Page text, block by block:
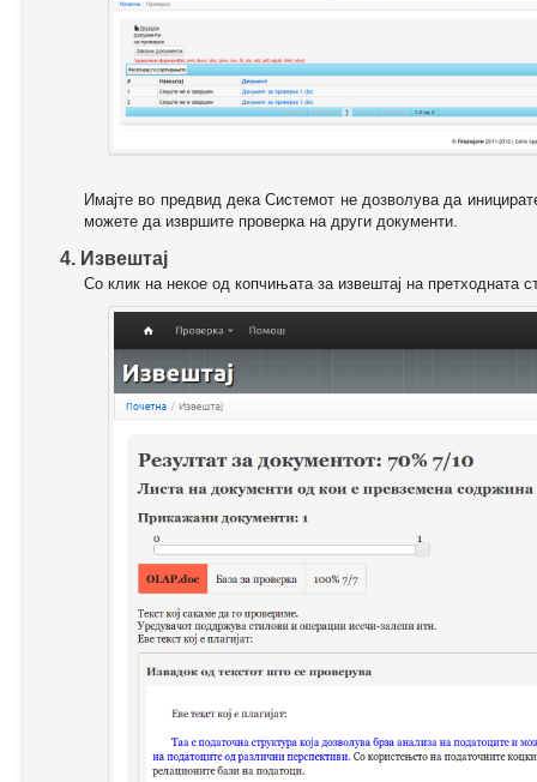
Имајте во предвид дека Системот не дозволува да
можете да извршите проверка на други документи.
4. Извештај
Со клик на некое од копчињата за извештај на претходната